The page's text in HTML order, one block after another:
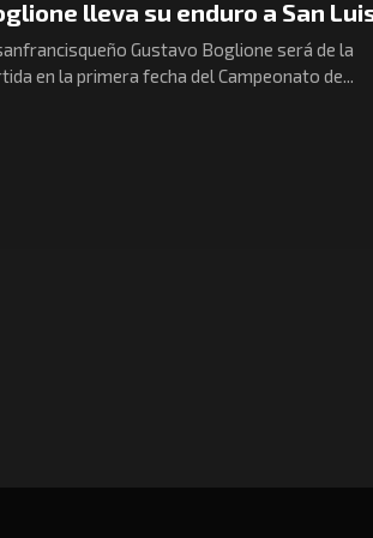
lleva su enduro a San
Gustavo Boglione será de la
en la primera fecha del Campeonato de...